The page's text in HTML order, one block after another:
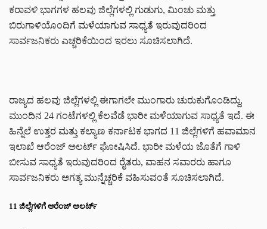
ಕರಾವಳಿ ಭಾಗಗಳ ಹಲವು ಜಿಲ್ಲೆಗಳಲ್ಲಿ ಗುಡುಗು, ಮಿಂಚು ಮತ್ತು
ಬಿರುಗಾಳಿಯೊಂದಿಗೆ ಮಳೆಯಾಗುವ ಸಾಧ್ಯತೆ ಇರುವುದರಿಂದ
ಸಾರ್ವಜನಿಕರು ಎಚ್ಚರಿಕೆಯಿಂದ ಇರಲು ಸೂಚಿಸಲಾಗಿದೆ.
ರಾಜ್ಯದ ಹಲವು ಜಿಲ್ಲೆಗಳಲ್ಲಿ ಈಗಾಗಲೇ ಮುಂಗಾರು ಚುರುಕುಗೊಂಡಿದ್ದು,
ಮುಂದಿನ 24 ಗಂಟೆಗಳಲ್ಲಿ ಕೆಲವೆಡೆ ಭಾರೀ ಮಳೆಯಾಗುವ ಸಾಧ್ಯತೆ ಇದೆ. ಈ
ಹಿನ್ನೆಲೆ ಉತ್ತರ ಮತ್ತು ಕಲ್ಯಾಣ ಕರ್ನಾಟಕ ಭಾಗದ 11 ಜಿಲ್ಲೆಗಳಿಗೆ ಹವಾಮಾನ
ಇಲಾಖೆ ಆರೆಂಜ್ ಅಲರ್ಟ್ ಘೋಷಿಸಿದೆ. ಭಾರೀ ಮಳೆಯ ಜೊತೆಗೆ ಗಾಳಿ
ಬೀಸುವ ಸಾಧ್ಯತೆ ಇರುವುದರಿಂದ ರೈತರು, ವಾಹನ ಸವಾರರು ಹಾಗೂ
ಸಾರ್ವಜನಿಕರು ಅಗತ್ಯ ಮುನ್ನೆಚ್ಚರಿಕೆ ವಹಿಸುವಂತೆ ಸೂಚಿಸಲಾಗಿದೆ.
11 ಜಿಲ್ಲೆಗಳಿಗೆ ಆರೆಂಜ್ ಅಲರ್ಟ್